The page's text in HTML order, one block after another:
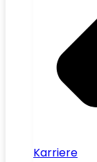
Karriere